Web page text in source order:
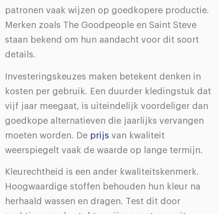
patronen vaak wijzen op goedkopere productie.
Merken zoals The Goodpeople en Saint Steve
staan bekend om hun aandacht voor dit soort
details.
Investeringskeuzes maken betekent denken in
kosten per gebruik. Een duurder kledingstuk dat
vijf jaar meegaat, is uiteindelijk voordeliger dan
goedkope alternatieven die jaarlijks vervangen
moeten worden. De prijs van kwaliteit
weerspiegelt vaak de waarde op lange termijn.
Kleurechtheid is een ander kwaliteitskenmerk.
Hoogwaardige stoffen behouden hun kleur na
herhaald wassen en dragen. Test dit door